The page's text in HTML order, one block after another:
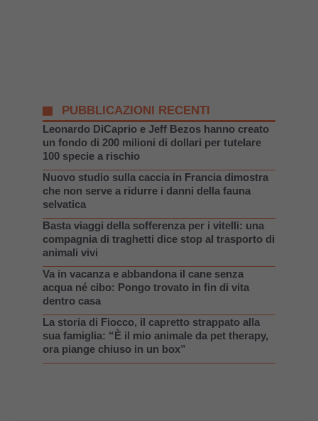
PUBBLICAZIONI RECENTI
Leonardo DiCaprio e Jeff Bezos hanno creato
un fondo di 200 milioni di dollari per tutelare
100 specie a rischio
Nuovo studio sulla caccia in Francia dimostra
che non serve a ridurre i danni della fauna
selvatica
Basta viaggi della sofferenza per i vitelli: una
compagnia di traghetti dice stop al trasporto di
animali vivi
Va in vacanza e abbandona il cane senza
acqua né cibo: Pongo trovato in fin di vita
dentro casa
La storia di Fiocco, il capretto strappato alla
sua famiglia: “È il mio animale da pet therapy,
ora piange chiuso in un box”